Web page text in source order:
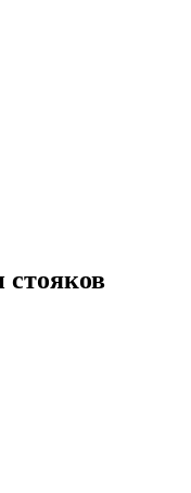
стояков